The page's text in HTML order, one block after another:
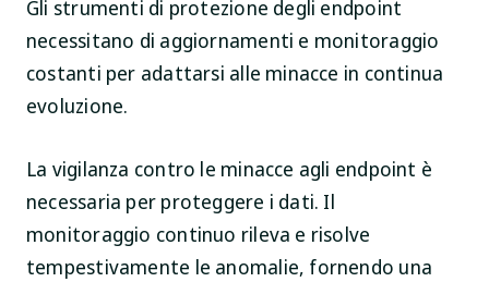
Gli strumenti di protezione degli endpoint
necessitano di aggiornamenti e monitoraggio
costanti per adattarsi alle minacce in continua
evoluzione.
La vigilanza contro le minacce agli endpoint è
necessaria per proteggere i dati. Il
monitoraggio continuo rileva e risolve
tempestivamente le anomalie, fornendo una